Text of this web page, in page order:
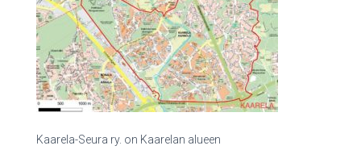
Kaarela-Seura ry. on Kaarelan alueen